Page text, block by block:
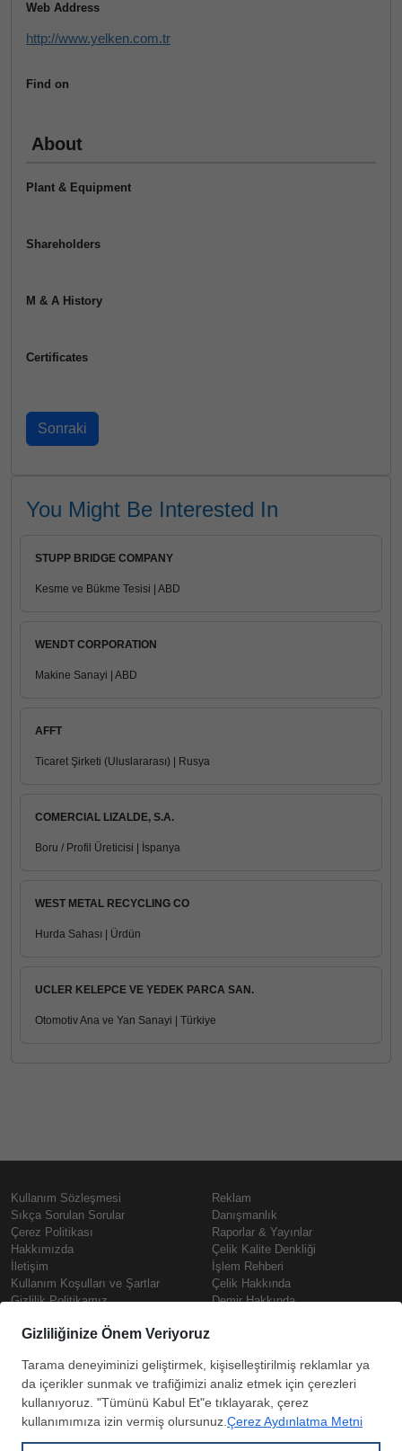
Web Address
http://www.yelken.com.tr
Find on
About
Plant & Equipment
Shareholders
M & A History
Certificates
You Might Be Interested In
STUPP BRIDGE COMPANY
Kesme ve Bükme Tesisi | ABD
WENDT CORPORATION
Makine Sanayi | ABD
AFFT
Ticaret Şirketi (Uluslararası) | Rusya
COMERCIAL LIZALDE, S.A.
Boru / Profil Üreticisi | İspanya
WEST METAL RECYCLING CO
Hurda Sahası | Ürdün
UCLER KELEPCE VE YEDEK PARCA SAN.
Otomotiv Ana ve Yan Sanayi | Türkiye
Kullanım Sözleşmesi
Sıkça Sorulan Sorular
Çerez Politikası
Hakkımızda
İletişim
Kullanım Koşulları ve Şartlar
Gizlilik Politikamız
Prime
Reklam
Danışmanlık
Raporlar & Yayınlar
Çelik Kalite Denkliği
İşlem Rehberi
Çelik Hakkında
Demir Hakkında
Çelik Fiyatları
Demir Fiyatları
Güncel Hurda Fiyatları
Copyright © SteelOrbis Elektronik
Tüm hakları saklıdır